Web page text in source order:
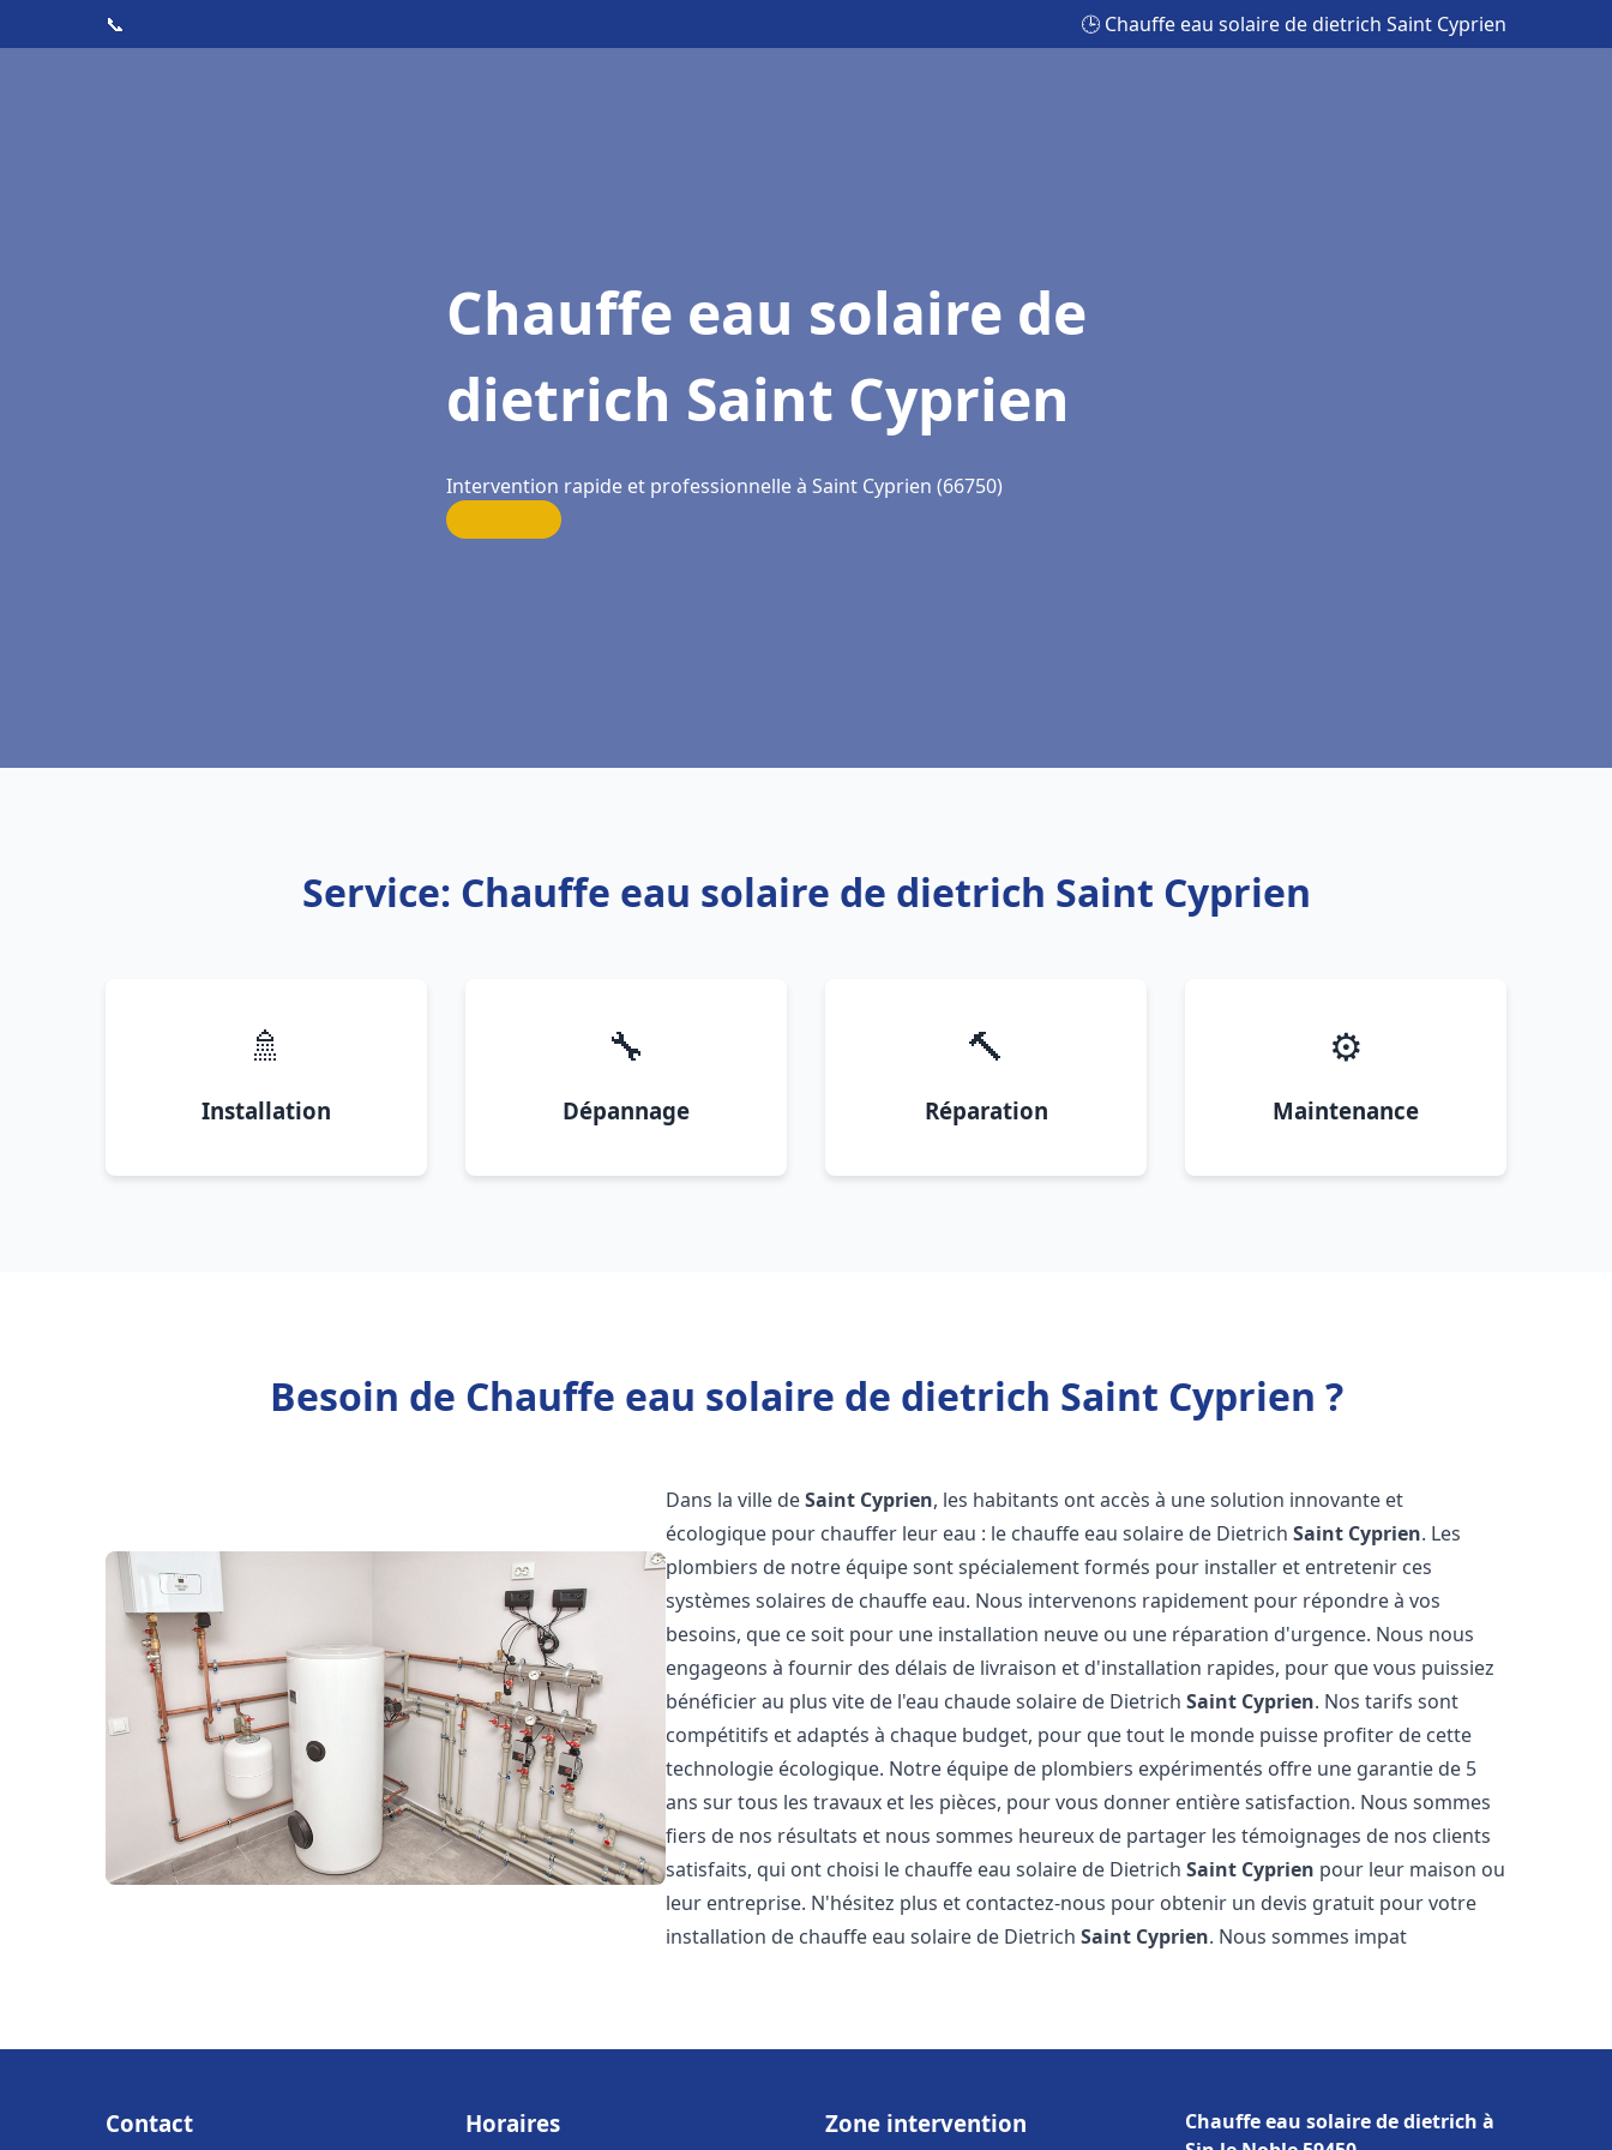
📞 🕒 Chauffe eau solaire de dietrich Saint Cyprien
Chauffe eau solaire de
dietrich Saint Cyprien
Intervention rapide et professionnelle à Saint Cyprien (66750)
Service: Chauffe eau solaire de dietrich Saint Cyprien
🚿
Installation
🔧
Dépannage
🔨
Réparation
⚙️
Maintenance
Besoin de Chauffe eau solaire de dietrich Saint Cyprien ?
Dans la ville deSaint Cyprien, les habitants ont accès à une solution innovante et
écologique pour chauffer leur eau : le chauffe eau solaire de DietrichSaint Cyprien. Les
plombiers de notre équipe sont spécialement formés pour installer et entretenir ces
systèmes solaires de chauffe eau. Nous intervenons rapidement pour répondre à vos
besoins, que ce soit pour une installation neuve ou une réparation d'urgence. Nous nous
engageons à fournir des délais de livraison et d'installation rapides, pour que vous puissiez
bénéficier au plus vite de l'eau chaude solaire de DietrichSaint Cyprien. Nos tarifs sont
compétitifs et adaptés à chaque budget, pour que tout le monde puisse profiter de cette
technologie écologique. Notre équipe de plombiers expérimentés offre une garantie de 5
ans sur tous les travaux et les pièces, pour vous donner entière satisfaction. Nous sommes
fiers de nos résultats et nous sommes heureux de partager les témoignages de nos clients
satisfaits, qui ont choisi le chauffe eau solaire de DietrichSaint Cyprien pour leur maison ou
leur entreprise. N'hésitez plus et contactez-nous pour obtenir un devis gratuit pour votre
installation de chauffe eau solaire de DietrichSaint Cyprien. Nous sommes impat
Contact Horaires Zone intervention
Chauffe eau solaire de dietrich à